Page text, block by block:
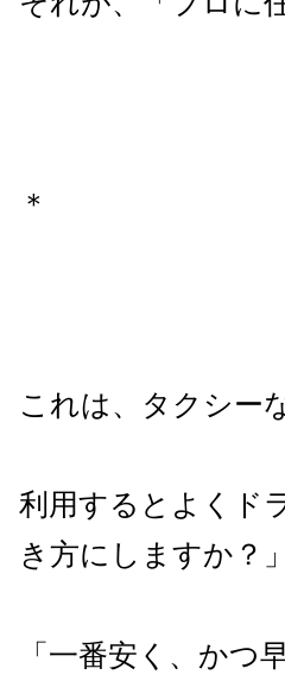
＊
これは、タクシー
利用するとよくド
き方にしますか？
「一番安く、かつ